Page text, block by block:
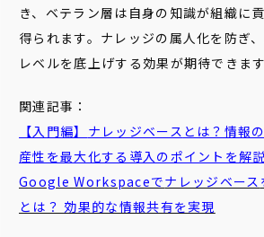
き、ベテラン層は自身の知識が組織に
得られます。ナレッジの属人化を防ぎ
レベルを底上げする効果が期待できます
関連記事：
【入門編】 ナレッジベース とは？情報
産性を最大化する導入のポイントを解説
Google Workspaceでナレッジベース
とは？ 効果的な情報共有を実現